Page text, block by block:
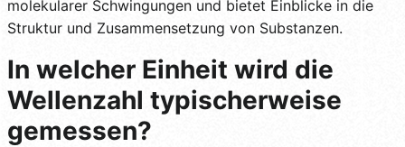
molekularer Schwingungen und bietet Einblicke in die
Struktur und Zusammensetzung von Substanzen.
In welcher Einheit wird die
Wellenzahl typischerweise
gemessen?